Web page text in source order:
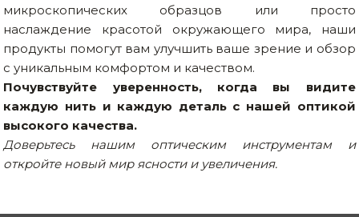
микроскопических образцов или просто
наслаждение красотой окружающего мира, наши
продукты помогут вам улучшить ваше зрение и обзор
с уникальным комфортом и качеством.
Почувствуйте уверенность, когда вы видите
каждую нить и каждую деталь с нашей оптикой
высокого качества.
Доверьтесь нашим оптическим инструментам и
откройте новый мир ясности и увеличения.